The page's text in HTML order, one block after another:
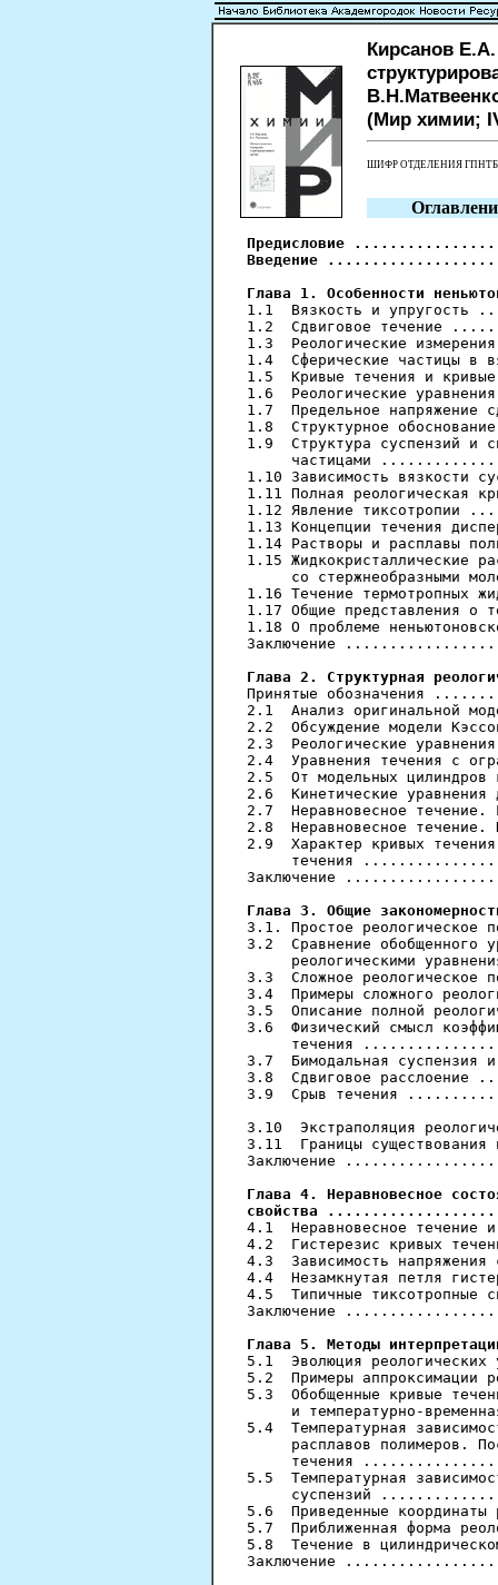
Кирсанов
(Мир химии;
ШИФР ОТДЕЛЕНИЯ
Предисловие
Введение
Глава 1. Особенности
1.1  Вязкость и
1.2  Сдвиговое
1.3  Реологические
1.4  Сферические
1.5  Кривые течения и
1.6  Реологические
1.7  Предельное
1.8  Структурное
1.9  Структура суспензий и
частицами
1.10 Зависимость
1.11 Полная
1.12 Явление
1.13 Концепции течения
1.14 Растворы и
1.15 Жидкокристаллические
со стержнеобразными
1.16 Течение
1.17 Общие
1.18 О проблеме
Заключение
Глава 2. Структурная
Принятые
2.1  Анализ
2.2  Обсуждение
2.3  Реологические
2.4  Уравнения течения с
2.5  От модельных
2.6  Кинетические
2.7  Неравновесное
2.8  Неравновесное
2.9  Характер кривых
течения
Заключение
Глава 3. Общие
3.1. Простое
3.2  Сравнение обобщенного
реологическими
3.3  Сложное
3.4  Примеры сложного
3.5  Описание полной
3.6  Физический смысл
течения
3.7  Бимодальная суспензия
3.8  Сдвиговое
3.9  Срыв течения
3.10  Экстраполяция
3.11  Границы
Заключение
Глава 4. Неравновесное
свойства
4.1  Неравновесное
4.2  Гистерезис
4.3  Зависимость
4.4  Незамкнутая петля
4.5  Типичные
Заключение
Глава 5. Методы
5.1  Эволюция
5.2  Примеры
5.3  Обобщенные кривые
и температурно-
5.4  Температурная
расплавов полимеров.
течения
5.5  Температурная
суспензий
5.6  Приведенные
5.7  Приближенная форма
5.8  Течение в
Заключение